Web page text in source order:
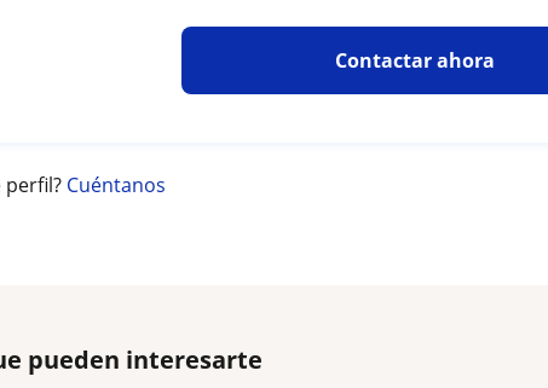
Contactar ahora
perfil? Cuéntanos
pueden interesarte